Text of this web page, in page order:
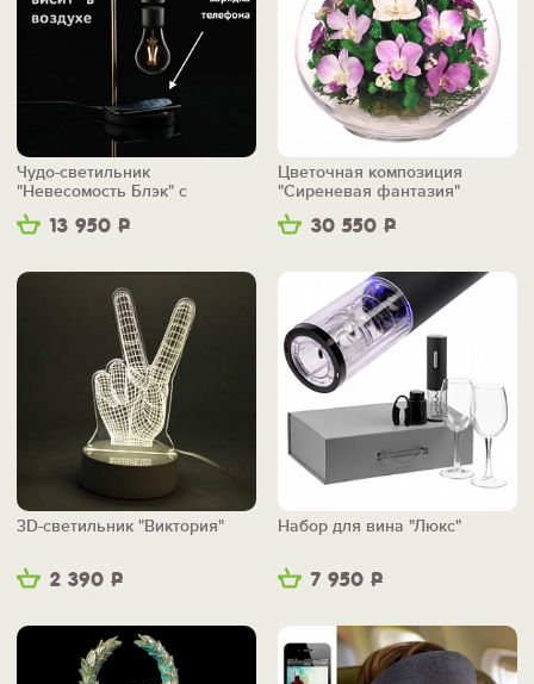
13 950 Р
Чудо-светильник
"Невесомость Блэк" с
беспроводной зарядкой
30 550 Р
Цветочная композиция
"Сиреневая фантазия"
2 390 Р
3D-светильник "Виктория"
7 950 Р
Набор для вина "Люкс"